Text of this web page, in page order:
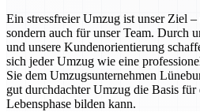
Ein stressfreier Umzug ist unser Ziel
sondern auch für unser Team. Durch
und unsere Kundenorientierung
sich jeder Umzug wie eine
Sie dem Umzugsunternehmen
gut durchdachter Umzug die Basis für
Lebensphase bilden kann.